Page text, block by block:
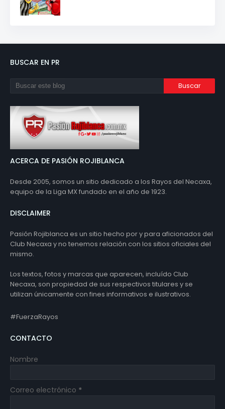
BUSCAR EN PR
ACERCA DE PASIÓN ROJIBLANCA
Desde 2005, somos un sitio dedicado a los Rayos del Necaxa,
equipo de la Liga MX fundado en el año de 1923.
DISCLAIMER
Pasión Rojiblanca es un sitio hecho por y para aficionados del
Club Necaxa y no tenemos relación con los sitios oficiales del
mismo.
Los textos, fotos y marcas que aparecen, incluído Club
Necaxa, son propiedad de sus respectivos titulares y se
utilizan únicamente con fines informativos e ilustrativos.
#FuerzaRayos
CONTACTO
Nombre
Correo electrónico *